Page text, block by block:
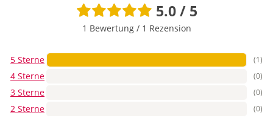
5.0 / 5
1 Bewertung / 1 Rezension
5 Sterne (1)
4 Sterne (0)
3 Sterne (0)
2 Sterne (0)